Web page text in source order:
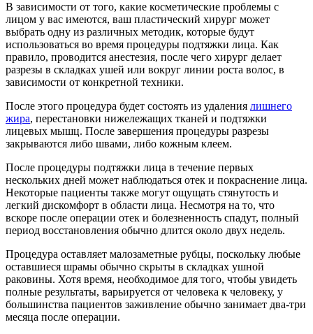
В зависимости от того, какие косметические проблемы с
лицом у вас имеются, ваш пластический хирург может
выбрать одну из различных методик, которые будут
использоваться во время процедуры подтяжки лица. Как
правило, проводится анестезия, после чего хирург делает
разрезы в складках ушей или вокруг линии роста волос, в
зависимости от конкретной техники.
После этого процедура будет состоять из удаления лишнего
жира, перестановки нижележащих тканей и подтяжки
лицевых мышц. После завершения процедуры разрезы
закрываются либо швами, либо кожным клеем.
После процедуры подтяжки лица в течение первых
нескольких дней может наблюдаться отек и покраснение лица.
Некоторые пациенты также могут ощущать стянутость и
легкий дискомфорт в области лица. Несмотря на то, что
вскоре после операции отек и болезненность спадут, полный
период восстановления обычно длится около двух недель.
Процедура оставляет малозаметные рубцы, поскольку любые
оставшиеся шрамы обычно скрыты в складках ушной
раковины. Хотя время, необходимое для того, чтобы увидеть
полные результаты, варьируется от человека к человеку, у
большинства пациентов заживление обычно занимает два-три
месяца после операции.